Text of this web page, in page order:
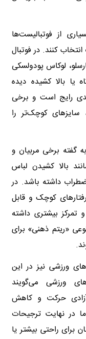
از فوتبالیست‌ها
کنند. در فوتبال
لوکاس پودولسکی
یا بالا کشیده دیده
رایج است و برخی
سایزهای کوچک‌تر را
گفته برخی مربیان و
بالا کشیدن لباس
داشته باشد. در
کوچک و قابل
تمرکز بیشتری داشته
«ریتم ذهنی» برای
ورزشی نیز در این
ورزشی می‌گویند
حرکت و کاهش
در نهایت ترجیحات
برای راحتی بیشتر یا